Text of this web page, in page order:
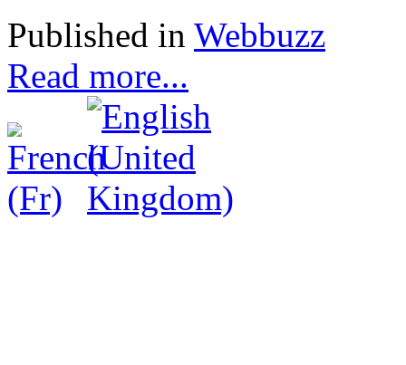
Published in Webbuzz
Read more...